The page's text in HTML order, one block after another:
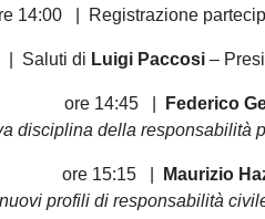
14:00 | Registrazione
| Saluti di Luigi Paccosi –
ore 14:45 | Federico
disciplina della responsabilità
ore 15:15 | Maurizio
profili di responsabilità